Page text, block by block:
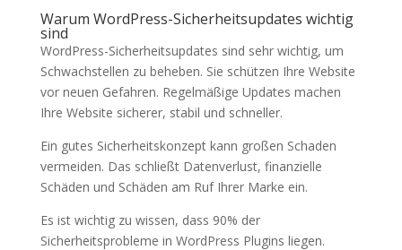
Warum WordPress-Sicherheitsupdates wichtig
sind
WordPress-Sicherheitsupdates sind sehr wichtig, um
Schwachstellen zu beheben. Sie schützen Ihre Website
vor neuen Gefahren. Regelmäßige Updates machen
Ihre Website sicherer, stabil und schneller.
Ein gutes Sicherheitskonzept kann großen Schaden
vermeiden. Das schließt Datenverlust, finanzielle
Schäden und Schäden am Ruf Ihrer Marke ein.
Es ist wichtig zu wissen, dass 90% der
Sicherheitsprobleme in WordPress Plugins liegen.